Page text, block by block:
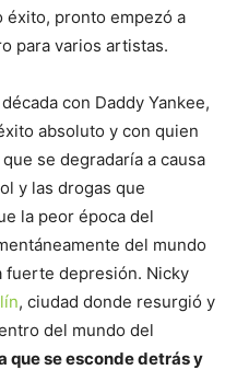
éxito, pronto empezó a
para varios artistas.
con Daddy Yankee,
absoluto y con quien
se degradaría a causa
y las drogas que
la peor época del
del mundo
fuerte depresión. Nicky
, ciudad donde resurgió y
del mundo del
que se esconde detrás y